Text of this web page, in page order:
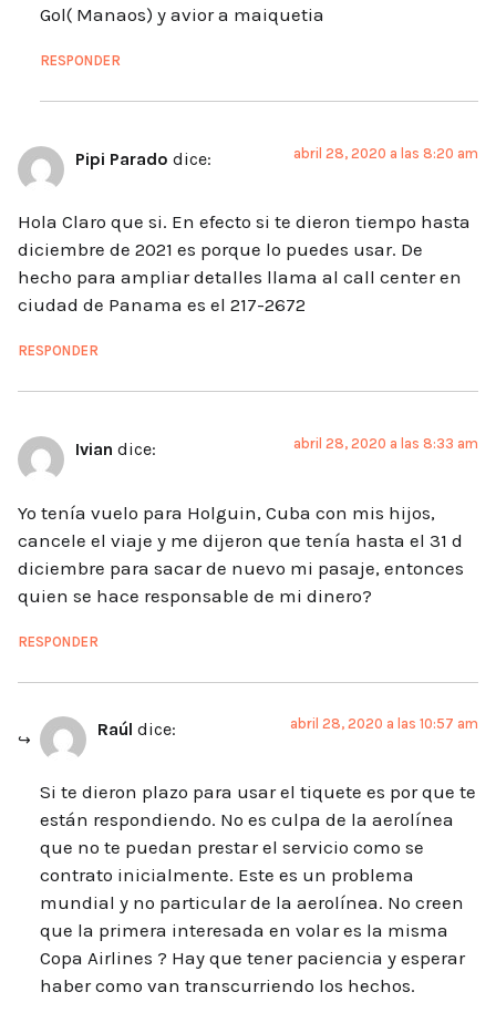
Gol( Manaos) y avior a maiquetia
RESPONDER
Pipi Parado dice: abril 28, 2020 a las 8:20 am
Hola Claro que si. En efecto si te dieron tiempo hasta
diciembre de 2021 es porque lo puedes usar. De
hecho para ampliar detalles llama al call center en
ciudad de Panama es el 217-2672
RESPONDER
Ivian dice: abril 28, 2020 a las 8:33 am
Yo tenía vuelo para Holguin, Cuba con mis hijos,
cancele el viaje y me dijeron que tenía hasta el 31 d
diciembre para sacar de nuevo mi pasaje, entonces
quien se hace responsable de mi dinero?
RESPONDER
Raúl dice: abril 28, 2020 a las 10:57 am
Si te dieron plazo para usar el tiquete es por que te
están respondiendo. No es culpa de la aerolínea
que no te puedan prestar el servicio como se
contrato inicialmente. Este es un problema
mundial y no particular de la aerolínea. No creen
que la primera interesada en volar es la misma
Copa Airlines ? Hay que tener paciencia y esperar
haber como van transcurriendo los hechos.